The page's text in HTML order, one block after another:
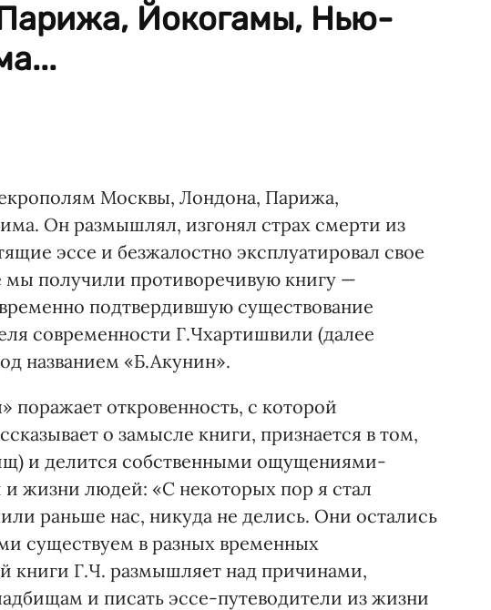
Йокогамы, Нью-
Москвы, Лондона, Парижа,
Он размышлял, изгонял страх смерти из
эссе и безжалостно эксплуатировал свое
мы получили противоречивую книгу —
подтвердившую существование
современности Г.Чхартишвили (далее
названием «Б.Акунин».
поражает откровенность, с которой
о замысле книги, признается в том,
и делится собственными ощущениями-
жизни людей: «С некоторых пор я стал
раньше нас, никуда не делись. Они остались
существуем в разных временных
книги Г.Ч. размышляет над причинами,
и писать эссе-путеводители из жизни